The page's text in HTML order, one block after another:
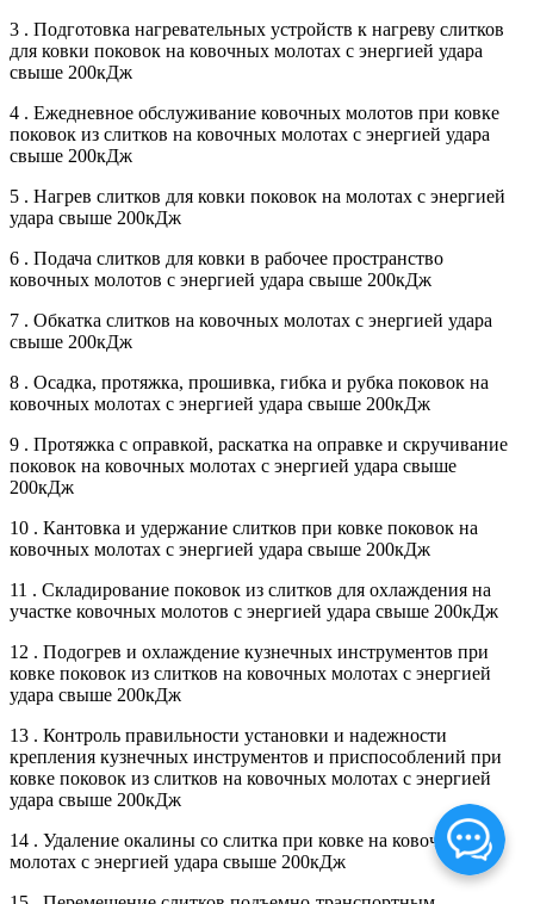
3 . Подготовка нагревательных устройств к нагреву слитков
для ковки поковок на ковочных молотах с энергией удара
свыше 200кДж
4 . Ежедневное обслуживание ковочных молотов при ковке
поковок из слитков на ковочных молотах с энергией удара
свыше 200кДж
5 . Нагрев слитков для ковки поковок на молотах с энергией
удара свыше 200кДж
6 . Подача слитков для ковки в рабочее пространство
ковочных молотов с энергией удара свыше 200кДж
7 . Обкатка слитков на ковочных молотах с энергией удара
свыше 200кДж
8 . Осадка, протяжка, прошивка, гибка и рубка поковок на
ковочных молотах с энергией удара свыше 200кДж
9 . Протяжка с оправкой, раскатка на оправке и скручивание
поковок на ковочных молотах с энергией удара свыше
200кДж
10 . Кантовка и удержание слитков при ковке поковок на
ковочных молотах с энергией удара свыше 200кДж
11 . Складирование поковок из слитков для охлаждения на
участке ковочных молотов с энергией удара свыше 200кДж
12 . Подогрев и охлаждение кузнечных инструментов при
ковке поковок из слитков на ковочных молотах с энергией
удара свыше 200кДж
13 . Контроль правильности установки и надежности
крепления кузнечных инструментов и приспособлений при
ковке поковок из слитков на ковочных молотах с энергией
удара свыше 200кДж
14 . Удаление окалины со слитка при ковке на ковочных
молотах с энергией удара свыше 200кДж